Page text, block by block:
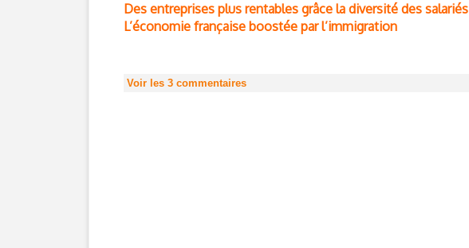
Des entreprises plus rentables grâce la diversité des salariés
L’économie française boostée par l’immigration
Voir les 3 commentaires